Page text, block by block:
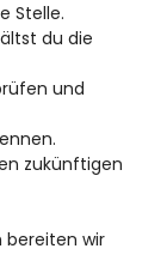
Stelle.
du die
und
zukünftigen
bereiten wir